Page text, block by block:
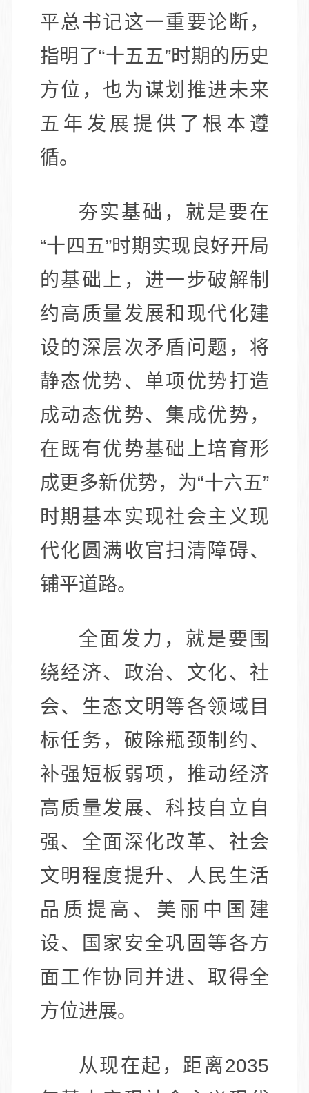
平总书记这一重要论断，
指明了“十五五”时期的历史
方位，也为谋划推进未来
五年发展提供了根本遵
循。
夯实基础，就是要在
“十四五”时期实现良好开局
的基础上，进一步破解制
约高质量发展和现代化建
设的深层次矛盾问题，将
静态优势、单项优势打造
成动态优势、集成优势，
在既有优势基础上培育形
成更多新优势，为“十六五”
时期基本实现社会主义现
代化圆满收官扫清障碍、
铺平道路。
全面发力，就是要围
绕经济、政治、文化、社
会、生态文明等各领域目
标任务，破除瓶颈制约、
补强短板弱项，推动经济
高质量发展、科技自立自
强、全面深化改革、社会
文明程度提升、人民生活
品质提高、美丽中国建
设、国家安全巩固等各方
面工作协同并进、取得全
方位进展。
从现在起，距离2035